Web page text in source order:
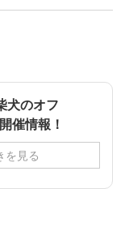
犬のオフ
催情報！
を見る